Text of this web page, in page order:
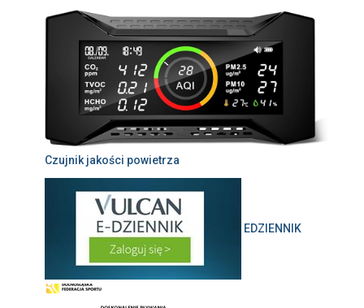
Czujnik jakości powietrza
EDZIENNIK